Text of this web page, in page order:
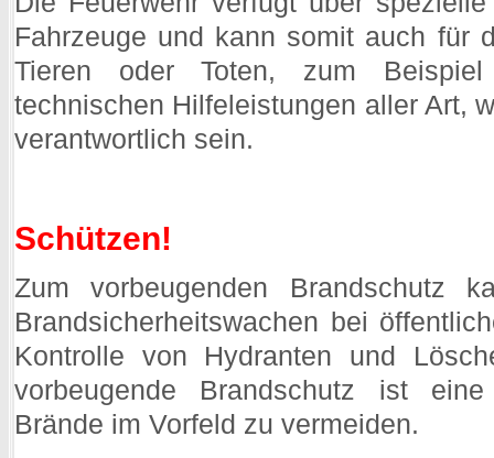
Fahrzeuge und kann somit auch für
Tieren oder Toten, zum
technischen Hilfeleistungen aller Art,
verantwortlich sein.
Schützen!
Zum vorbeugenden Brandschutz
Brandsicherheitswachen bei
Kontrolle von Hydranten und
vorbeugende Brandschutz ist
Brände im Vorfeld zu vermeiden.